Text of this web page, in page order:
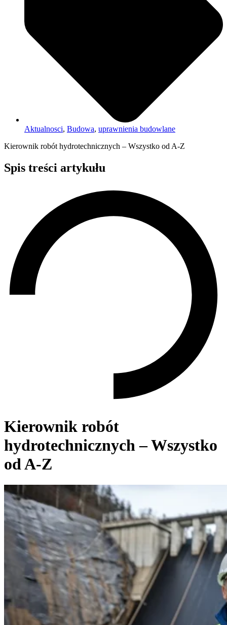
Aktualnosci, Budowa, uprawnienia budowlane
Kierownik robót hydrotechnicznych – Wszystko od A-Z
Spis treści artykułu
Kierownik robót
hydrotechnicznych – Wszystko
od A-Z